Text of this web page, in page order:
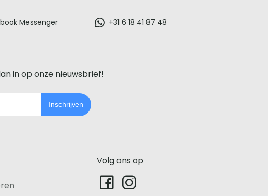
Messenger +31 6 18 41 87 48
in op onze nieuwsbrief!
Inschrijven
Volg ons op